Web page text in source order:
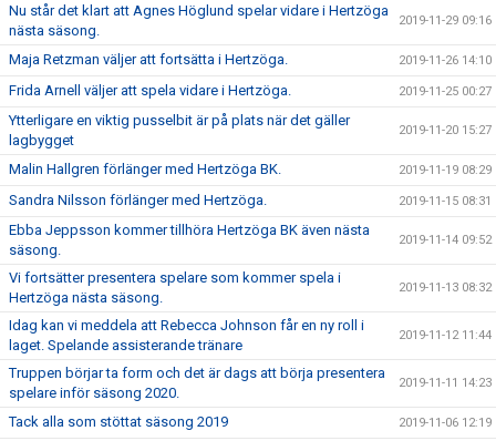
Nu står det klart att Agnes Höglund spelar vidare i Hertzöga
nästa säsong.
2019-11-29 09:16
Maja Retzman väljer att fortsätta i Hertzöga. 2019-11-26 14:10
Frida Arnell väljer att spela vidare i Hertzöga. 2019-11-25 00:27
Ytterligare en viktig pusselbit är på plats när det gäller
lagbygget
2019-11-20 15:27
Malin Hallgren förlänger med Hertzöga BK. 2019-11-19 08:29
Sandra Nilsson förlänger med Hertzöga. 2019-11-15 08:31
Ebba Jeppsson kommer tillhöra Hertzöga BK även nästa
säsong.
2019-11-14 09:52
Vi fortsätter presentera spelare som kommer spela i
Hertzöga nästa säsong.
2019-11-13 08:32
Idag kan vi meddela att Rebecca Johnson får en ny roll i
laget. Spelande assisterande tränare
2019-11-12 11:44
Truppen börjar ta form och det är dags att börja presentera
spelare inför säsong 2020.
2019-11-11 14:23
Tack alla som stöttat säsong 2019 2019-11-06 12:19